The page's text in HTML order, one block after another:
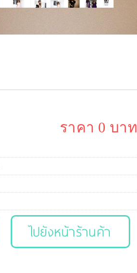
ราคา 0 บาท
ไปยังหน้าร้านค้า